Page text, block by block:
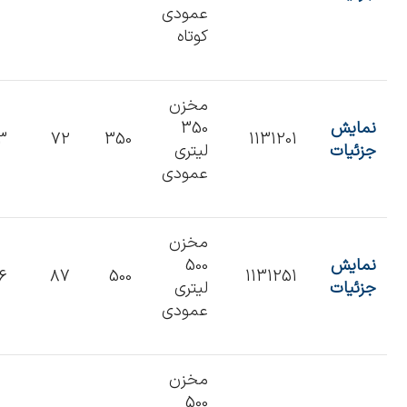
عمودی
کوتاه
نمایش
جزئیات
1131201
مخزن
350
لیتری
عمودی
350
72
نمایش
جزئیات
1131251
مخزن
500
لیتری
عمودی
500
87
مخزن